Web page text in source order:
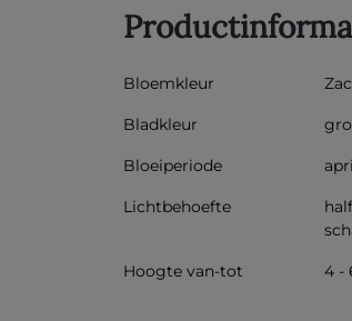
Bloemkleur
Bladkleur
Bloeiperiode
Lichtbehoefte
Hoogte van-tot 4 -